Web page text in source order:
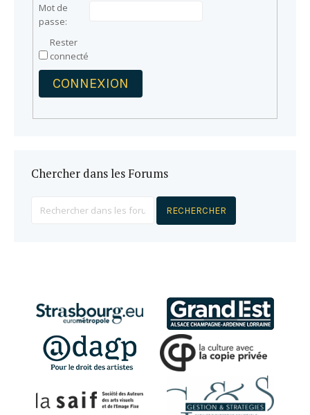
Mot de
passe:
Rester
connecté
CONNEXION
Chercher dans les Forums